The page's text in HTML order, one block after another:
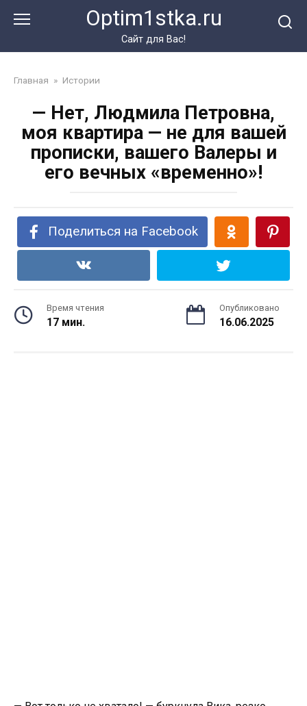
Optim1stka.ru
Сайт для Вас!
Главная » Истории
— Нет, Людмила Петровна,
моя квартира — не для вашей
прописки, вашего Валеры и
его вечных «временно»!
Поделиться на Facebook
Время чтения
17 мин.
Опубликовано
16.06.2025